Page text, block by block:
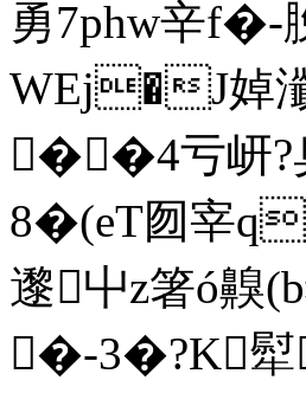
勇7phw辛
WEj�J婥
��4亏岍?
8�(eT囫宰
邌屮z箸ó
�-3�?K犚